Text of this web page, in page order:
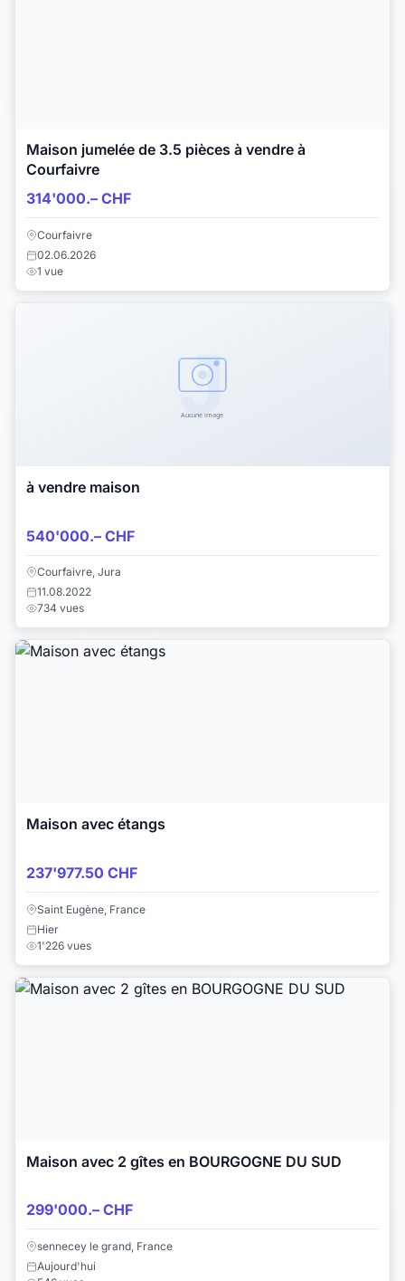
Maison jumelée de 3.5 pièces à vendre à
Courfaivre
314'000.– CHF
Courfaivre
02.06.2026
1 vue
à vendre maison
540'000.– CHF
Courfaivre, Jura
11.08.2022
734 vues
Maison avec étangs
237'977.50 CHF
Saint Eugène, France
Hier
1'226 vues
Maison avec 2 gîtes en BOURGOGNE DU SUD
299'000.– CHF
sennecey le grand, France
Aujourd'hui